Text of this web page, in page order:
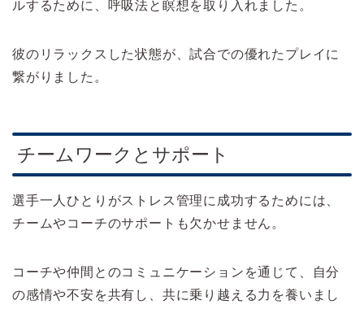
ルするために、呼吸法と瞑想を取り入れました。
彼のリラックスした状態が、試合での優れたプレイに
繋がりました。
チームワークとサポート
選手一人ひとりがストレス管理に成功するためには、
チームやコーチのサポートも欠かせません。
コーチや仲間とのコミュニケーションを通じて、自分
の感情や不安を共有し、共に乗り越える力を養いまし